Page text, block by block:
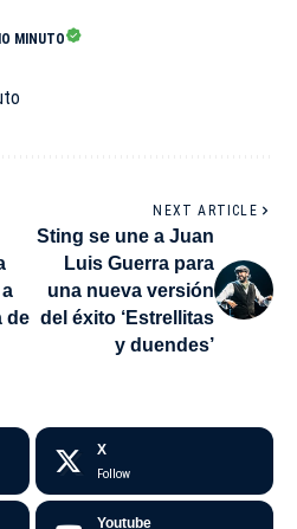
MINUTO
de
NEXT ARTICLE
Sting se une a Juan
Luis Guerra para
una nueva versión
del éxito ‘Estrellitas
y duendes’
X
Follow
Youtube